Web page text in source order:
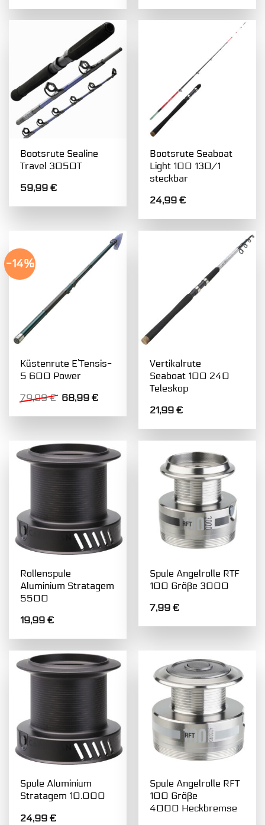
Bootsrute Sealine
Travel 3050T
59,99€
Bootsrute Seaboat
Light 100 130/1
steckbar
24,99€
-14%
Küstenrute E’Tensis-
5 600 Power
79,99€ Ursprünglicher
war:
68,99€Aktueller
ist:
Vertikalrute
Seaboat 100 240
Teleskop
21,99€
Rollenspule
Aluminium Stratagem
5500
19,99€
Spule Angelrolle RTF
100 Größe 3000
7,99€
Spule Aluminium
Stratagem 10.000
24,99€
Spule Angelrolle RFT
100 Größe
4000 Heckbremse